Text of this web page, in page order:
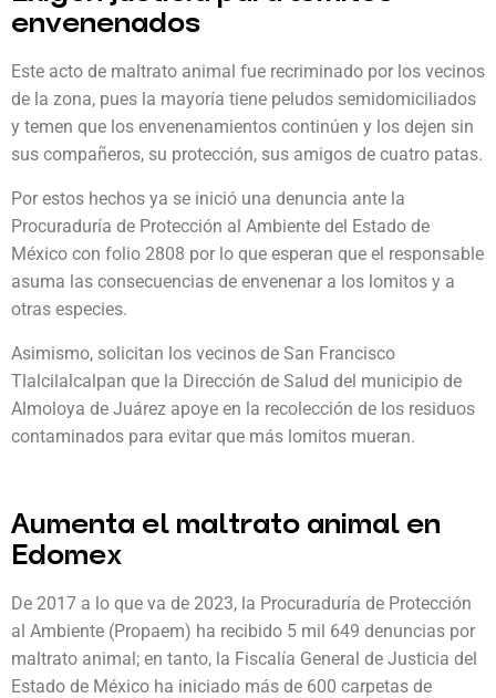
envenenados
Este acto de maltrato animal fue recriminado por los vecinos
de la zona, pues la mayoría tiene peludos semidomiciliados
y temen que los envenenamientos continúen y los dejen sin
sus compañeros, su protección, sus amigos de cuatro patas.
Por estos hechos ya se inició una denuncia ante la
Procuraduría de Protección al Ambiente del Estado de
México con folio 2808 por lo que esperan que el responsable
asuma las consecuencias de envenenar a los lomitos y a
otras especies.
Asimismo, solicitan los vecinos de San Francisco
Tlalcilalcalpan que la Dirección de Salud del municipio de
Almoloya de Juárez apoye en la recolección de los residuos
contaminados para evitar que más lomitos mueran.
Aumenta el maltrato animal en
Edomex
De 2017 a lo que va de 2023, la Procuraduría de Protección
al Ambiente (Propaem) ha recibido 5 mil 649 denuncias por
maltrato animal; en tanto, la Fiscalía General de Justicia del
Estado de México ha iniciado más de 600 carpetas de